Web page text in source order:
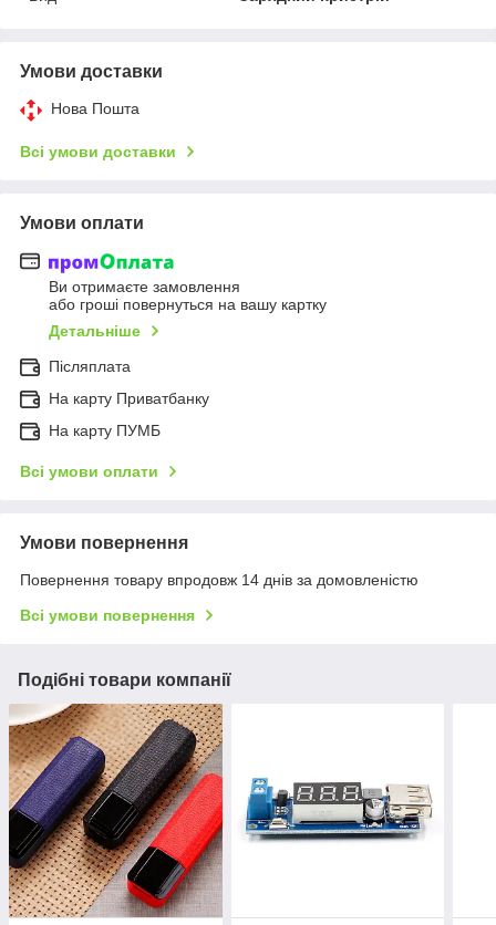
Умови доставки
Нова Пошта
Всі умови доставки
Умови оплати
Ви отримаєте замовлення
або гроші повернуться на вашу картку
Детальніше
Післяплата
На карту Приватбанку
На карту ПУМБ
Всі умови оплати
Умови повернення
Повернення товару впродовж 14 днів за домовленістю
Всі умови повернення
Подібні товари компанії